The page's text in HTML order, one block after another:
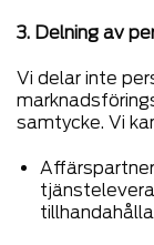
3. Delning av
Vi delar inte
samtycke. Vi